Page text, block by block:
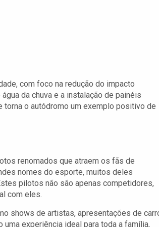
com foco na redução do impacto
da chuva e a instalação de painéis
torna o autódromo um exemplo positivo de
renomados que atraem os fãs de
nomes do esporte, muitos deles
pilotos não são apenas competidores,
com eles.
shows de artistas, apresentações de
experiência ideal para toda a família,